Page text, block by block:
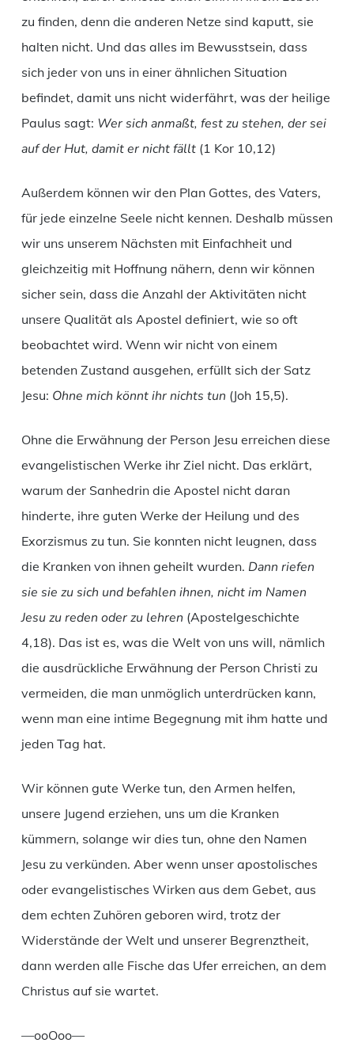
zu finden, denn die anderen Netze sind kaputt, sie
halten nicht. Und das alles im Bewusstsein, dass
sich jeder von uns in einer ähnlichen Situation
befindet, damit uns nicht widerfährt, was der heilige
Paulus sagt: Wer sich anmaßt, fest zu stehen, der sei
auf der Hut, damit er nicht fällt (1 Kor 10,12)
Außerdem können wir den Plan Gottes, des Vaters,
für jede einzelne Seele nicht kennen. Deshalb müssen
wir uns unserem Nächsten mit Einfachheit und
gleichzeitig mit Hoffnung nähern, denn wir können
sicher sein, dass die Anzahl der Aktivitäten nicht
unsere Qualität als Apostel definiert, wie so oft
beobachtet wird. Wenn wir nicht von einem
betenden Zustand ausgehen, erfüllt sich der Satz
Jesu: Ohne mich könnt ihr nichts tun (Joh 15,5).
Ohne die Erwähnung der Person Jesu erreichen diese
evangelistischen Werke ihr Ziel nicht. Das erklärt,
warum der Sanhedrin die Apostel nicht daran
hinderte, ihre guten Werke der Heilung und des
Exorzismus zu tun. Sie konnten nicht leugnen, dass
die Kranken von ihnen geheilt wurden. Dann riefen
sie sie zu sich und befahlen ihnen, nicht im Namen
Jesu zu reden oder zu lehren (Apostelgeschichte
4,18). Das ist es, was die Welt von uns will, nämlich
die ausdrückliche Erwähnung der Person Christi zu
vermeiden, die man unmöglich unterdrücken kann,
wenn man eine intime Begegnung mit ihm hatte und
jeden Tag hat.
Wir können gute Werke tun, den Armen helfen,
unsere Jugend erziehen, uns um die Kranken
kümmern, solange wir dies tun, ohne den Namen
Jesu zu verkünden. Aber wenn unser apostolisches
oder evangelistisches Wirken aus dem Gebet, aus
dem echten Zuhören geboren wird, trotz der
Widerstände der Welt und unserer Begrenztheit,
dann werden alle Fische das Ufer erreichen, an dem
Christus auf sie wartet.
—ooOoo—